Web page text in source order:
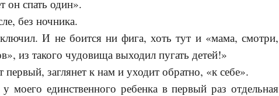
он спать один».
без ночника.
И не боится ни фига, хоть тут и «мама, смотри,
из такого чудовища выходил пугать детей!»
заглянет к нам и уходит обратно, «к себе».
единственного ребенка в первый раз отдельная